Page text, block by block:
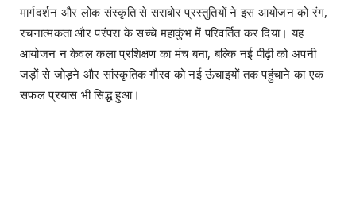
मार्गदर्शन और लोक संस्कृति से सराबोर प्रस्तुतियों ने इस आयोजन को रंग,
रचनात्मकता और परंपरा के सच्चे महाकुंभ में परिवर्तित कर दिया। यह
आयोजन न केवल कला प्रशिक्षण का मंच बना, बल्कि नई पीढ़ी को अपनी
जड़ों से जोड़ने और सांस्कृतिक गौरव को नई ऊंचाइयों तक पहुंचाने का एक
सफल प्रयास भी सिद्ध हुआ।